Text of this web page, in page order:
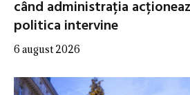
când administrația
politica intervine
6 august 2026